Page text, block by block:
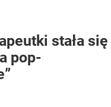
stała się
pop-